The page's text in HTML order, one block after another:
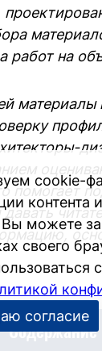
работ на
материалы
помогает
давать
Содержание
cookie-
контента
Вы можете
своего
согласие